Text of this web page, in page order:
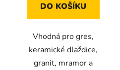
DO KOŠÍKU
Vhodná pro gres,
keramické dlaždice,
granit, mramor a